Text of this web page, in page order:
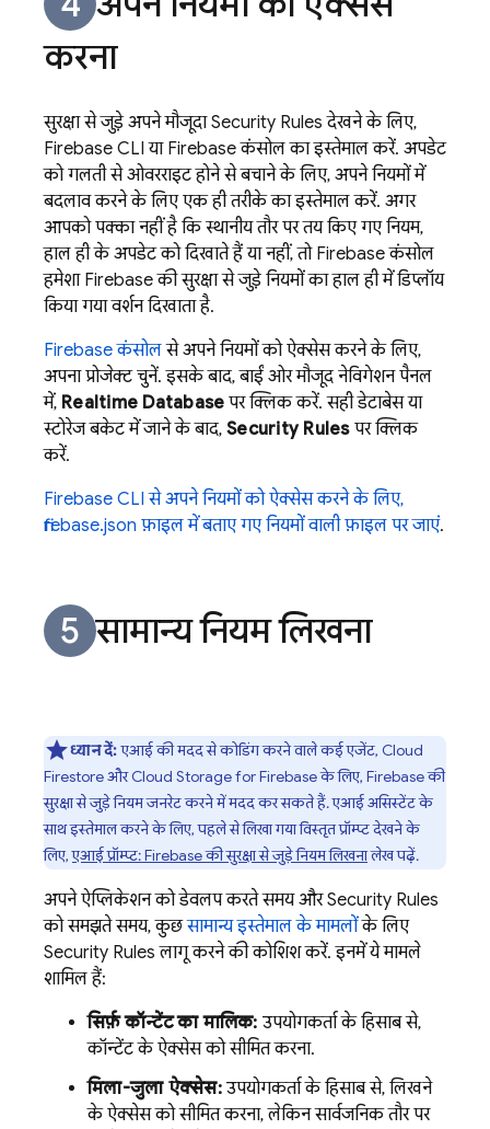
करना
सुरक्षा से जुड़े अपने मौजूदाSecurity Rules देखने के लिए,
Firebase CLI या Firebaseकंसोल का इस्तेमाल करें. अपडेट
को गलती से ओवरराइट होने से बचाने के लिए, अपने नियमों में
बदलाव करने के लिए एक ही तरीके का इस्तेमाल करें. अगर
आपको पक्का नहीं है कि स्थानीय तौर पर तय किए गए नियम,
हाल ही के अपडेट को दिखाते हैं या नहीं, तो Firebase कंसोल
हमेशा Firebase की सुरक्षा से जुड़े नियमों का हाल ही में डिप्लॉय
किया गया वर्शन दिखाता है.
Firebaseकंसोलसे अपने नियमों को ऐक्सेस करने के लिए,
अपना प्रोजेक्ट चुनें. इसके बाद, बाईं ओर मौजूद नेविगेशन पैनल
में, Realtime Database पर क्लिक करें. सही डेटाबेस या
स्टोरेज बकेट में जाने के बाद, Security Rulesपर क्लिक
करें.
Firebase CLI से अपने नियमों को ऐक्सेस करने के लिए,
firebase.json फ़ाइल में बताए गए नियमों वाली फ़ाइल पर जाएं.
सामान्य नियम लिखना
ध्यान दें:एआई की मदद से कोडिंग करने वाले कई एजेंट, Cloud
FirestoreऔरCloud Storage for Firebaseके लिए, Firebase की
सुरक्षा से जुड़े नियम जनरेट करने में मदद कर सकते हैं. एआई असिस्टेंट के
साथ इस्तेमाल करने के लिए, पहले से लिखा गया विस्तृत प्रॉम्प्ट देखने के
लिए,एआई प्रॉम्प्ट: Firebase की सुरक्षा से जुड़े नियम लिखनालेख पढ़ें.
अपने ऐप्लिकेशन को डेवलप करते समय औरSecurity Rules
को समझते समय, कुछसामान्य इस्तेमाल के मामलोंके लिए
Security Rules लागू करने की कोशिश करें. इनमें ये मामले
शामिल हैं:
सिर्फ़ कॉन्टेंट का मालिक: उपयोगकर्ता के हिसाब से,
कॉन्टेंट के ऐक्सेस को सीमित करना.
मिला-जुला ऐक्सेस:उपयोगकर्ता के हिसाब से, लिखने
के ऐक्सेस को सीमित करना, लेकिन सार्वजनिक तौर पर